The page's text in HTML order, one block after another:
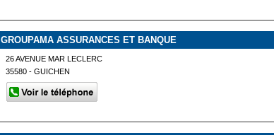
GROUPAMA ASSURANCES ET BANQUE
26 AVENUE MAR LECLERC
35580 - GUICHEN